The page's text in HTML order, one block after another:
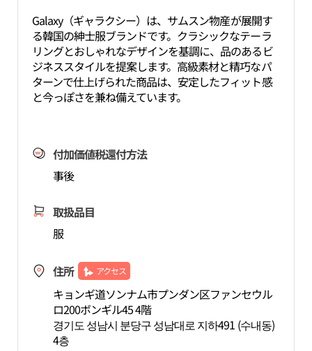
Galaxy（ギャラクシー）は、サムスン物産が展開す
る韓国の紳士服ブランドです。クラシックなテーラ
リングとおしゃれなデザインを基調に、品のあるビ
ジネススタイルを提案します。高級素材と精巧なパ
ターンで仕上げられた商品は、安定したフィット感
と今っぽさを兼ね備えています。
付加価値税還付方法
事後
取扱品目
服
住所 アクセス
キョンギ道ソンナム市プンダン区ファンセウル
ロ200ボンギル45 4階
경기도 성남시 분당구 성남대로 지하491 (수내동)
4층